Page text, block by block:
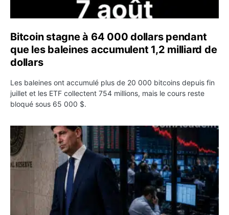
Bitcoin stagne à 64 000 dollars pendant
que les baleines accumulent 1,2 milliard de
dollars
Les baleines ont accumulé plus de 20 000 bitcoins depuis fin
juillet et les ETF collectent 754 millions, mais le cours reste
bloqué sous 65 000 $.
Kevin Warsh maintient sa communication minimaliste